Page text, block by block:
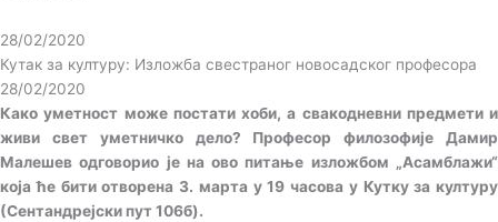
28/02/2020
Кутак за културу: Изложба свестраног новосадског професора
28/02/2020
Како уметност може постати хоби, а свакодневни предмети и
живи свет уметничко дело? Професор филозофије Дамир
Малешев одговорио је на ово питање изложбом „Асамблажи“
која ће бити отворена 3. марта у 19 часова у Кутку за културу
(Сентандрејски пут 106б).